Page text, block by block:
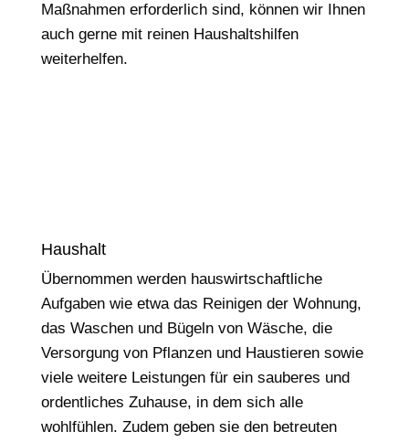
Maßnahmen erforderlich sind, können wir Ihnen
auch gerne mit reinen Haushaltshilfen
weiterhelfen.
Haushalt
Übernommen werden hauswirtschaftliche
Aufgaben wie etwa das Reinigen der Wohnung,
das Waschen und Bügeln von Wäsche, die
Versorgung von Pflanzen und Haustieren sowie
viele weitere Leistungen für ein sauberes und
ordentliches Zuhause, in dem sich alle
wohlfühlen. Zudem geben sie den betreuten